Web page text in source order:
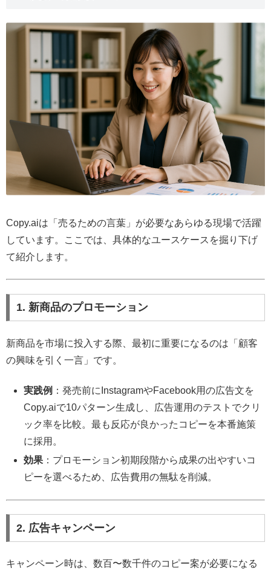
Copy.aiは「売るための言葉」が必要なあらゆる現場で活躍
しています。ここでは、具体的なユースケースを掘り下げ
て紹介します。
1. 新商品のプロモーション
新商品を市場に投入する際、最初に重要になるのは「顧客
の興味を引く一言」です。
実践例 ：発売前にInstagramやFacebook用の広告文を
Copy.aiで10パターン生成し、広告運用のテストでクリ
ック率を比較。最も反応が良かったコピーを本番施策
に採用。
効果 ：プロモーション初期段階から成果の出やすいコ
ピーを選べるため、広告費用の無駄を削減。
2. 広告キャンペーン
キャンペーン時は、数百〜数千件のコピー案が必要になる